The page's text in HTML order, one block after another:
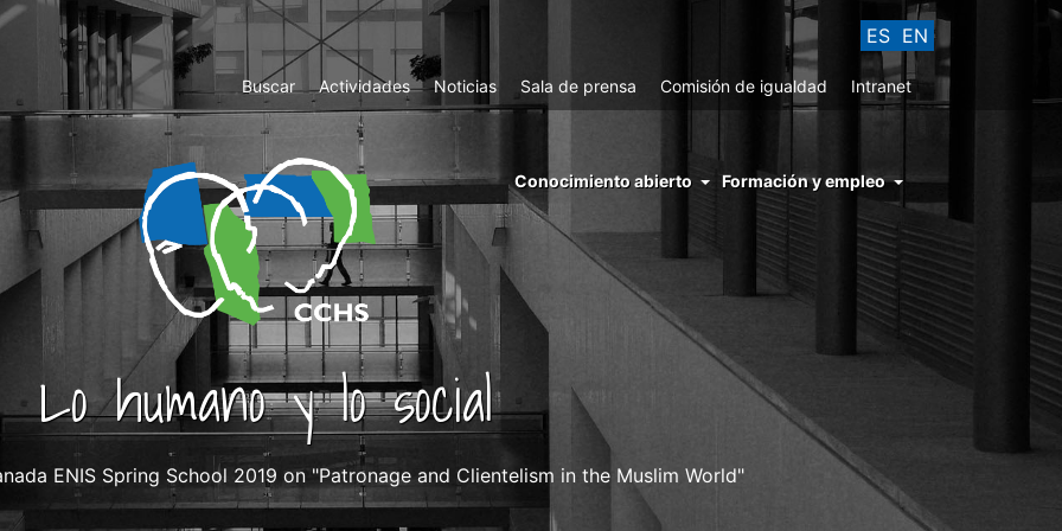
ES EN
Top
Menu
Buscar Actividades Noticias Sala de prensa Comisión de igualdad Intranet
menu
right
cchs
conocimiento
abierto
Conocimiento abierto Formación y empleo
Lo humano y lo social
ENIS Spring School 2019 on "Patronage and Clientelism in the Muslim World"